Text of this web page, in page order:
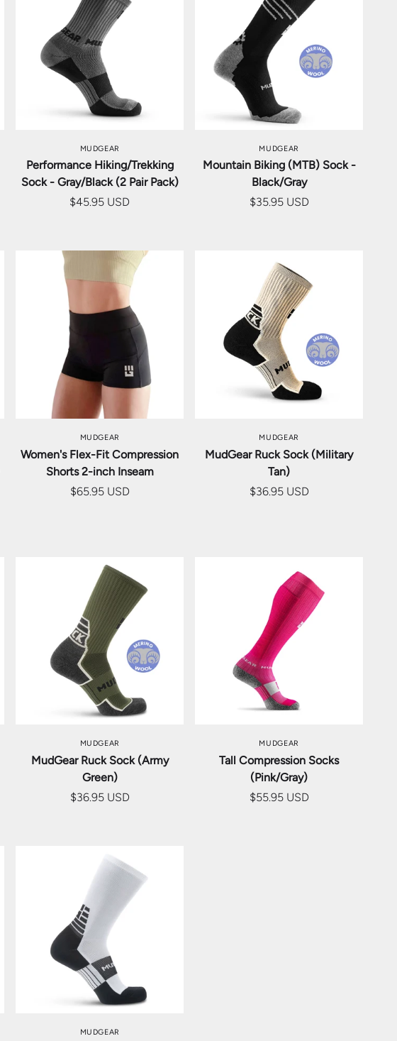
MUDGEAR
Performance Hiking/Trekking
Sock - Gray/Black (2 Pair Pack)
$45.95 USD
オプションを選択
MUDGEAR
Mountain Biking (MTB) Sock -
Black/Gray
$35.95 USD
オプションを選択
MUDGEAR
Women's Flex-Fit Compression
Shorts 2-inch Inseam
$65.95 USD
オプションを選択
MUDGEAR
MudGear Ruck Sock (Military
Tan)
$36.95 USD
オプションを選択
MUDGEAR
MudGear Ruck Sock (Army
Green)
$36.95 USD
オプションを選択
MUDGEAR
Tall Compression Socks
(Pink/Gray)
$55.95 USD
オプションを選択
MUDGEAR
オプションを選択